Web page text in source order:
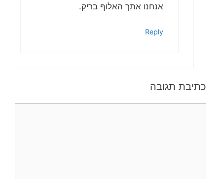
אנחנו אתך האלוף בריק.
Reply
כתיבת תגובה